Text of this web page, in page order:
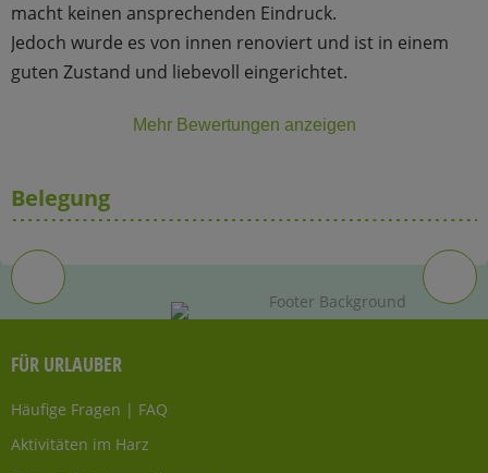
macht keinen ansprechenden Eindruck.
Jedoch wurde es von innen renoviert und ist in einem
guten Zustand und liebevoll eingerichtet.
Mehr Bewertungen anzeigen
Belegung
FÜR URLAUBER
Häufige Fragen | FAQ
Aktivitäten im Harz